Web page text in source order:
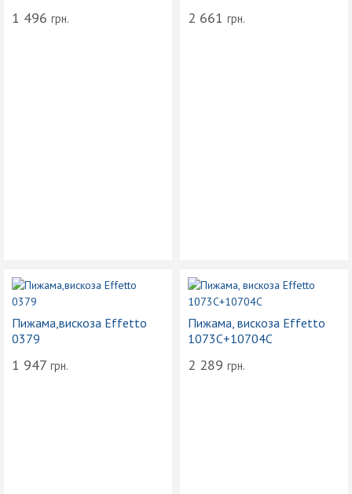
1 496 грн. 2 661 грн.
Пижама,вискоза Effetto
0379
1 947 грн.
Пижама, вискоза Effetto
1073С+10704С
2 289 грн.